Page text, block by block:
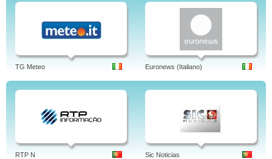
TG Meteo Euronews (Italiano)
RTP N Sic Noticias